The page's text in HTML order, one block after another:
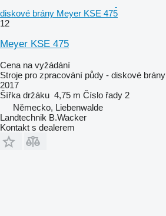
diskové brány Meyer KSE 475
12
Meyer KSE 475
Cena na vyžádání
Stroje pro zpracování půdy - diskové brány
2017
Šířka držáku 4,75 m Číslo řady 2
Německo, Liebenwalde
Landtechnik B.Wacker
Kontakt s dealerem